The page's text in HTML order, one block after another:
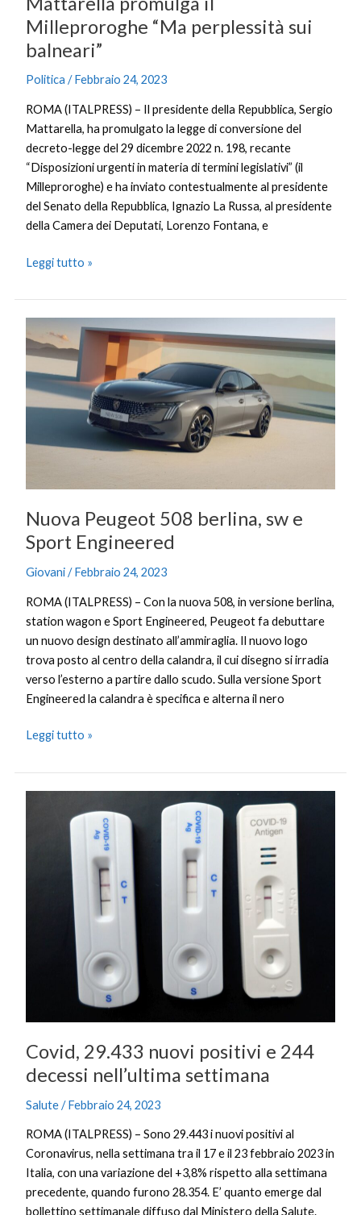
Milleproroghe “Ma perplessità sui
balneari”
Politica /Febbraio 24, 2023
ROMA (ITALPRESS) – Il presidente della Repubblica, Sergio
Mattarella, ha promulgato la legge di conversione del
decreto-legge del 29 dicembre 2022 n. 198, recante
“Disposizioni urgenti in materia di termini legislativi” (il
Milleproroghe) e ha inviato contestualmente al presidente
del Senato della Repubblica, Ignazio La Russa, al presidente
della Camera dei Deputati, Lorenzo Fontana, e
Leggi tutto »
Nuova Peugeot 508 berlina, sw e
Sport Engineered
Giovani/Febbraio 24, 2023
ROMA (ITALPRESS) – Con la nuova 508, in versione berlina,
station wagon e Sport Engineered, Peugeot fa debuttare
un nuovo design destinato all’ammiraglia. Il nuovo logo
trova posto al centro della calandra, il cui disegno si irradia
verso l’esterno a partire dallo scudo. Sulla versione Sport
Engineered la calandra è specifica e alterna il nero
Peugeot
berlina,
sw
Sport
Leggi tutto »
Covid, 29.433 nuovi positivi e 244
decessi nell’ultima settimana
Salute/Febbraio 24, 2023
ROMA (ITALPRESS) – Sono 29.443 i nuovi positivi al
Coronavirus, nella settimana tra il 17 e il 23 febbraio 2023 in
Italia, con una variazione del +3,8% rispetto alla settimana
precedente, quando furono 28.354. E’ quanto emerge dal
bollettino settimanale diffuso dal Ministero della Salute.
nell’ultima
settimana